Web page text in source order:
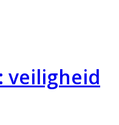
veiligheid